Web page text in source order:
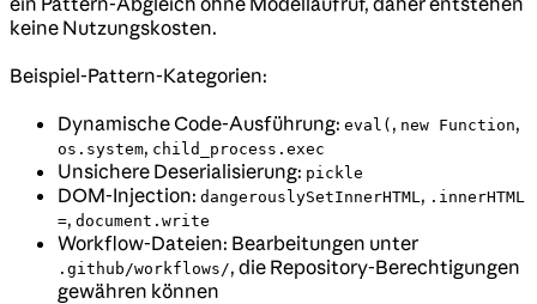
keine Nutzungskosten.
Beispiel-Pattern-Kategorien:
Dynamische Code-Ausführung: eval( , new Function,
os.system, child_process.exec
Unsichere Deserialisierung: pickle
DOM-Injection: dangerouslySetInnerHTML , .innerHTML
=, document.write
Workflow-Dateien: Bearbeitungen unter
.github/workflows/, die Repository-Berechtigungen
gewähren können